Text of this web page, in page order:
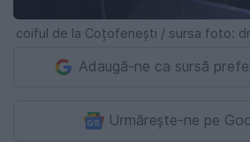
coiful de la Coțofenești / sursa foto:
Adaugă-ne ca sursă
Urmărește-ne pe